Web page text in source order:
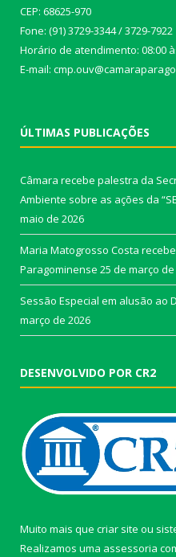
CEP: 68625-970
Fone: (91) 3729-3344 / 3729-7922
Horário de atendimento: 08:00
E-mail:
ÚLTIMAS PUBLICAÇÕES
Câmara recebe palestra da
Ambiente sobre as ações da
maio de 2026
Maria Matogrosso Costa
Paragominense 25 de março de
Sessão Especial em alusão ao
março de 2026
DESENVOLVIDO POR CR2
Muito mais que criar site ou
Realizamos uma assessoria